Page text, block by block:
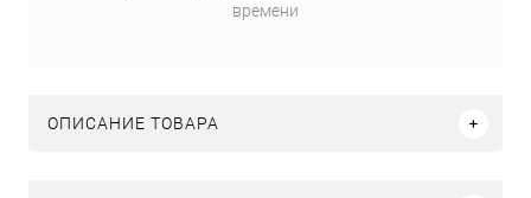
времени
ОПИСАНИЕ ТОВАРА